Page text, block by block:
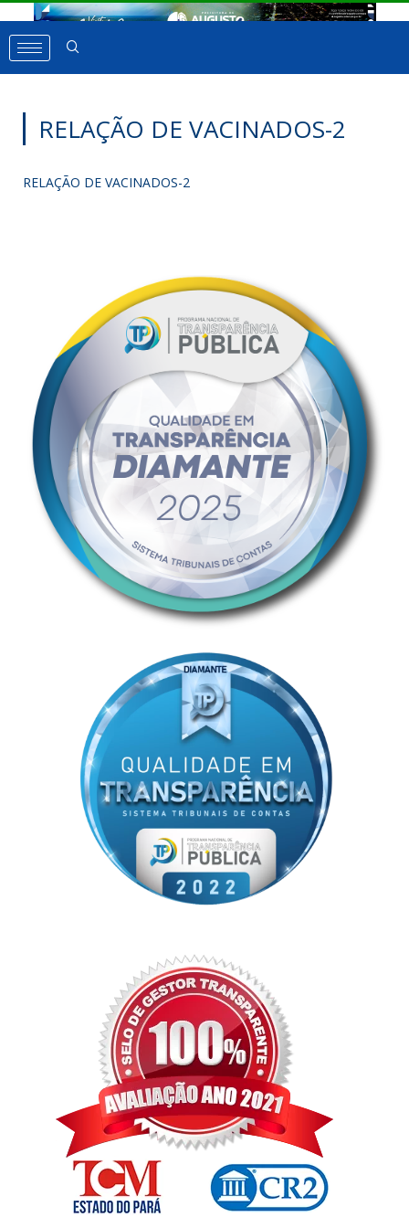
RELAÇÃO DE VACINADOS-2
RELAÇÃO DE VACINADOS-2